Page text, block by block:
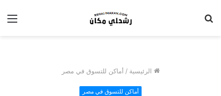
الرئيسية / أماكن للتسوق في مصر
أماكن للتسوق في مصر